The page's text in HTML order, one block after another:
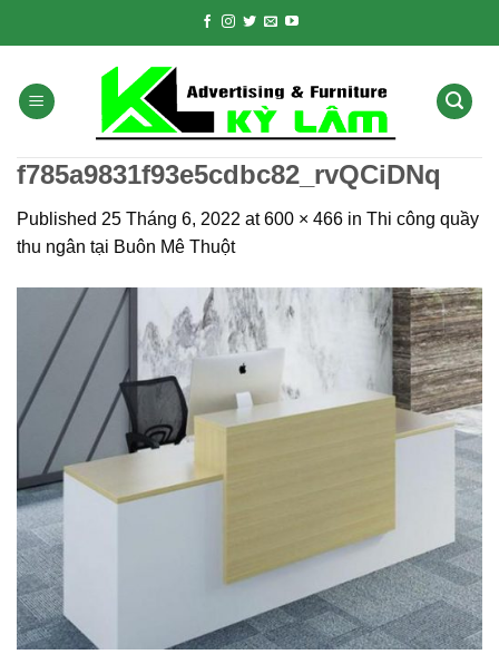
f785a9831f93e5cdbc82_rvQCiDNq
Published 25 Tháng 6, 2022 at600 × 466 in Thi công quầy
thu ngân tại Buôn Mê Thuột